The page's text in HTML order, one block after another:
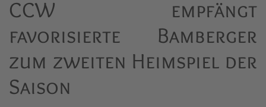
CCW empfängt
favorisierte Bamberger
zum zweiten Heimspiel der
Saison